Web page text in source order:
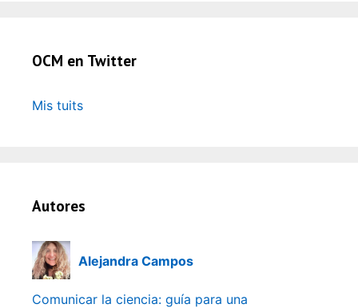
OCM en Twitter
Mis tuits
Autores
Alejandra Campos
Comunicar la ciencia: guía para una